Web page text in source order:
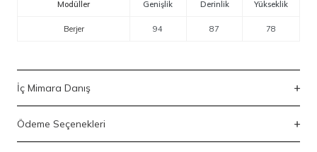
Modüller Genişlik Derinlik Yükseklik
Berjer 94 87 78
İç Mimara Danış
Ödeme Seçenekleri